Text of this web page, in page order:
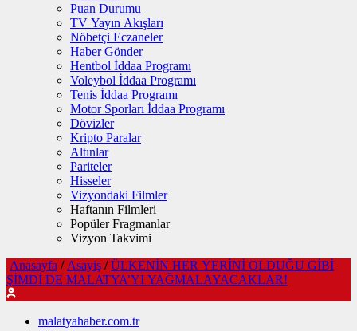
Puan Durumu
TV Yayın Akışları
Nöbetçi Eczaneler
Haber Gönder
Hentbol İddaa Programı
Voleybol İddaa Programı
Tenis İddaa Programı
Motor Sporları İddaa Programı
Dövizler
Kripto Paralar
Altınlar
Pariteler
Hisseler
Vizyondaki Filmler
Haftanın Filmleri
Popüler Fragmanlar
Vizyon Takvimi
Anasayfa / Asayiş / ÜLKENİN HER YERİNİ OLDUĞU GİBİ
ŞİMDİ DE MALATYA’YI YAĞMALAYACAKLAR!
malatyahaber.com.tr